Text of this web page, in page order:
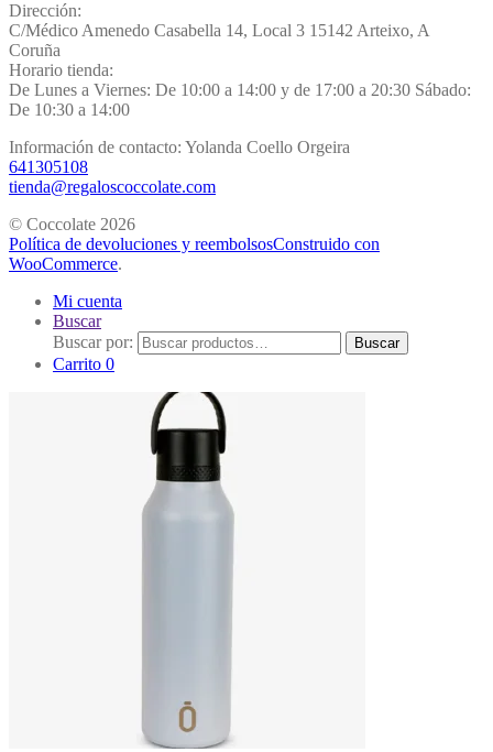
Dirección:
C/Médico Amenedo Casabella 14, Local 3 15142 Arteixo, A
Coruña
Horario tienda:
De Lunes a Viernes: De 10:00 a 14:00 y de 17:00 a 20:30 Sábado:
De 10:30 a 14:00
Información de contacto: Yolanda Coello Orgeira
641305108
tienda@regaloscoccolate.com
© Coccolate 2026
Política de devoluciones y reembolsosConstruido con
WooCommerce.
Mi cuenta
Buscar
Buscar por:
Buscar
Carrito 0